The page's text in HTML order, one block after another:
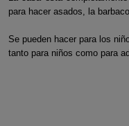
para hacer asados, la
Se pueden hacer para los
tanto para niños como para